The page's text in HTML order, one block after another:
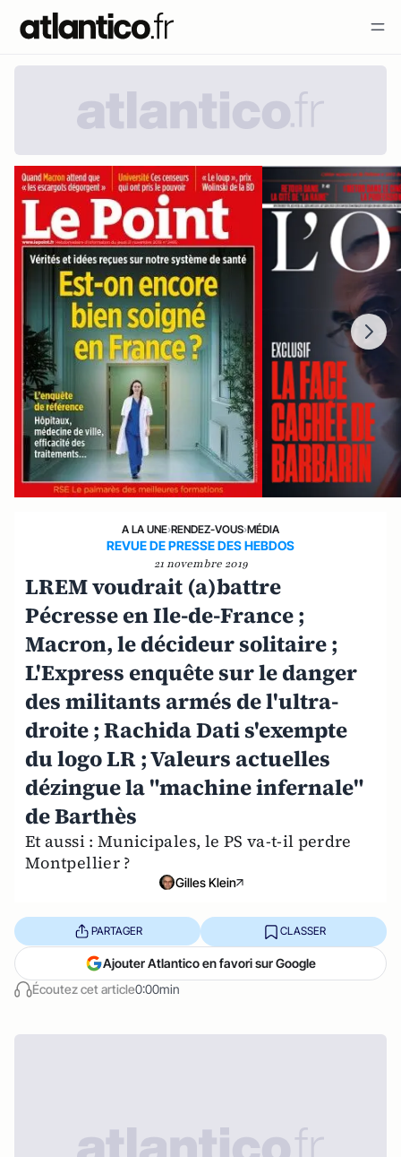
A LA UNE›RENDEZ-VOUS›MÉDIA
REVUE DE PRESSE DES HEBDOS
21 novembre 2019
LREM voudrait (a)battre
Pécresse en Ile-de-France ;
Macron, le décideur solitaire ;
L'Express enquête sur le danger
des militants armés de l'ultra-
droite ; Rachida Dati s'exempte
du logo LR ; Valeurs actuelles
dézingue la "machine infernale"
de Barthès
Et aussi : Municipales, le PS va-t-il perdre
Montpellier ?
Gilles Klein
Écoutez cet article0:00min
PARTAGER CLASSER
Ajouter Atlantico en favori sur Google